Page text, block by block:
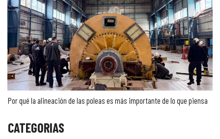
Por qué la alineación de las poleas es más importante de lo que piensa
CATEGORIAS